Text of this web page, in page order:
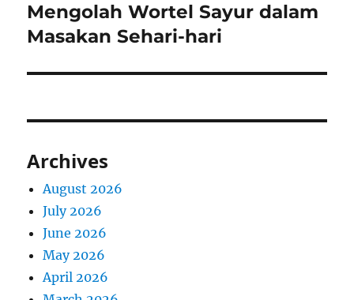
post:
Mengolah Wortel Sayur dalam
Masakan Sehari-hari
Archives
August 2026
July 2026
June 2026
May 2026
April 2026